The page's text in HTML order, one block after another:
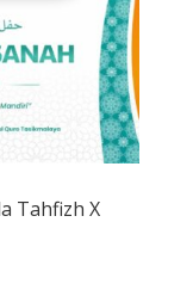
Tahfizh X